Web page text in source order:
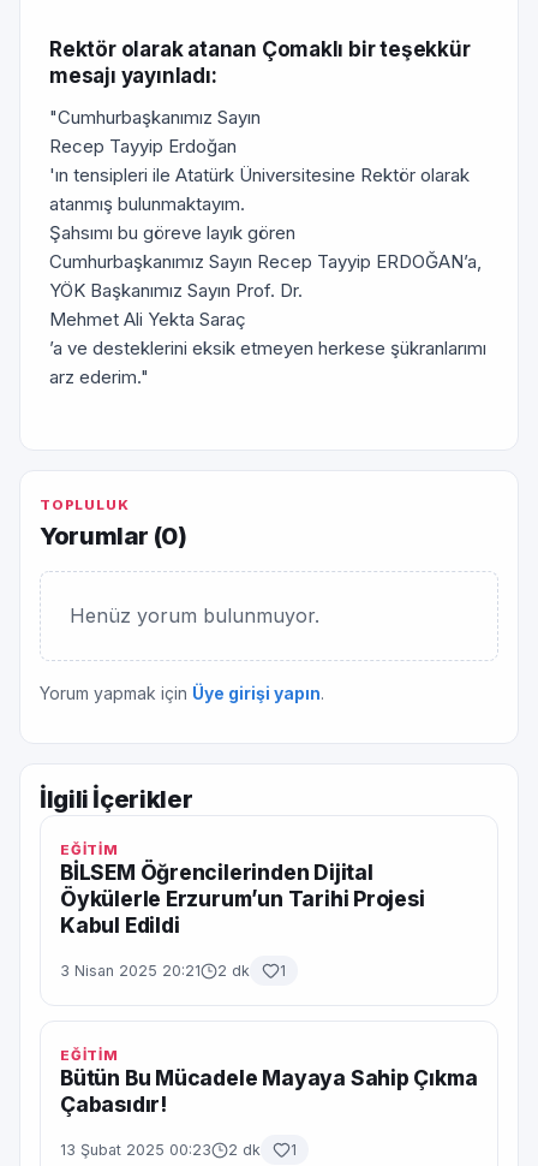
Rektör olarak atanan Çomaklı bir teşekkür
mesajı yayınladı:
"Cumhurbaşkanımız Sayın
Recep Tayyip Erdoğan
'ın tensipleri ile Atatürk Üniversitesine Rektör olarak
atanmış bulunmaktayım.
Şahsımı bu göreve layık gören
Cumhurbaşkanımız Sayın Recep Tayyip ERDOĞAN’a,
YÖK Başkanımız Sayın Prof. Dr.
Mehmet Ali Yekta Saraç
’a ve desteklerini eksik etmeyen herkese şükranlarımı
arz ederim."
TOPLULUK
Yorumlar (0)
Henüz yorum bulunmuyor.
Yorum yapmak için Üye girişi yapın.
İlgili İçerikler
EĞİTİM
BİLSEM Öğrencilerinden Dijital
Öykülerle Erzurum’un Tarihi Projesi
Kabul Edildi
3 Nisan 2025 20:21 2 dk 1
EĞİTİM
Bütün Bu Mücadele Mayaya Sahip Çıkma
Çabasıdır!
13 Şubat 2025 00:23 2 dk 1